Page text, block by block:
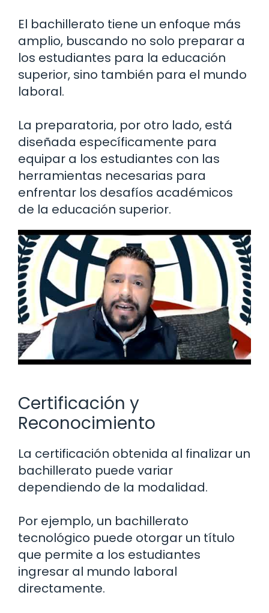
El bachillerato tiene un enfoque más
amplio, buscando no solo preparar a
los estudiantes para la educación
superior, sino también para el mundo
laboral.
La preparatoria, por otro lado, está
diseñada específicamente para
equipar a los estudiantes con las
herramientas necesarias para
enfrentar los desafíos académicos
de la educación superior.
Certificación y
Reconocimiento
La certificación obtenida al finalizar un
bachillerato puede variar
dependiendo de la modalidad.
Por ejemplo, un bachillerato
tecnológico puede otorgar un título
que permite a los estudiantes
ingresar al mundo laboral
directamente.